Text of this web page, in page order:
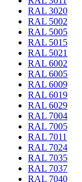
RAL 3020
RAL 5002
RAL 5005
RAL 5015
RAL 5021
RAL 6002
RAL 6005
RAL 6009
RAL 6019
RAL 6029
RAL 7004
RAL 7005
RAL 7011
RAL 7024
RAL 7035
RAL 7037
RAL 7040